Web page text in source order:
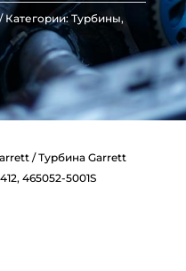
Категории: Турбины,
/ Турбина Garrett
465052-5001S